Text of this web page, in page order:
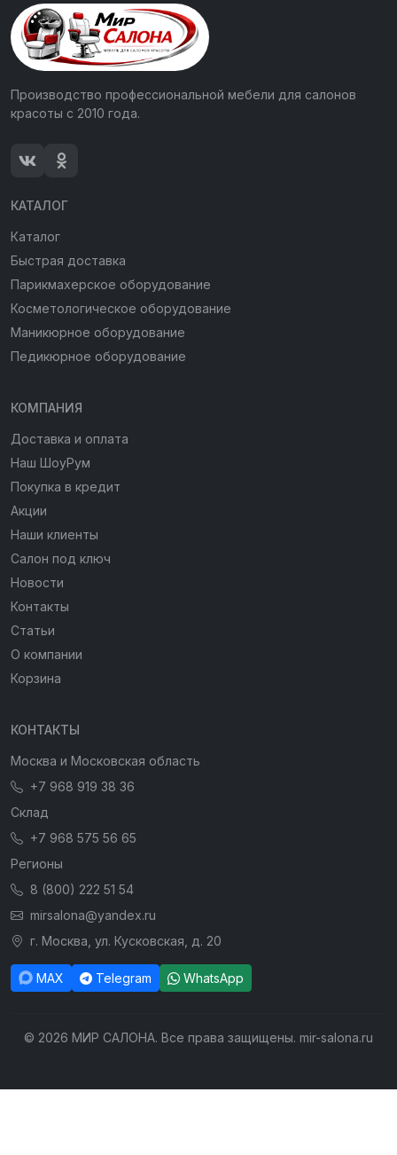
Производство профессиональной мебели для салонов
красоты с 2010 года.
КАТАЛОГ
Каталог
Быстрая доставка
Парикмахерское оборудование
Косметологическое оборудование
Маникюрное оборудование
Педикюрное оборудование
КОМПАНИЯ
Доставка и оплата
Наш ШоуРум
Покупка в кредит
Акции
Наши клиенты
Салон под ключ
Новости
Контакты
Статьи
О компании
Корзина
КОНТАКТЫ
Москва и Московская область
+7 968 919 38 36
Склад
+7 968 575 56 65
Регионы
8 (800) 222 51 54
mirsalona@yandex.ru
г. Москва, ул. Кусковская, д. 20
MAX Telegram WhatsApp
© 2026 МИР САЛОНА. Все права защищены. mir-salona.ru